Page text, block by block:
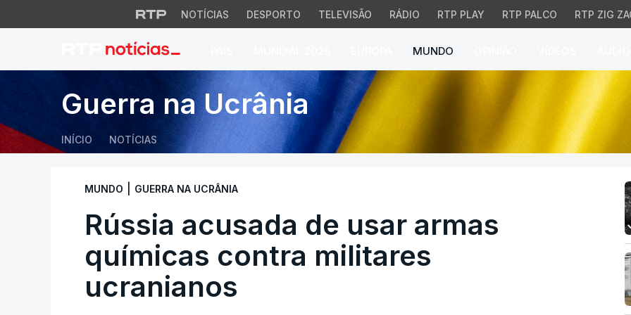
NOTÍCIAS DESPORTO TELEVISÃO RÁDIO RTP PLAY RTP PALCO RTP ZIG
MUNDO
Rússia acusada de usar armas químicas
Guerra na Ucrânia
INÍCIO NOTÍCIAS
MUNDO GUERRA NA UCRÂNIA
Rússia acusada de usar armas
químicas contra militares
ucranianos